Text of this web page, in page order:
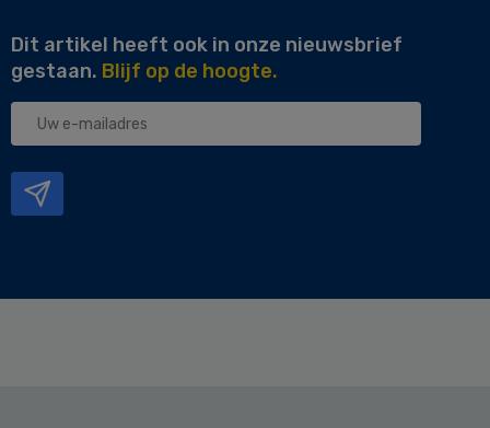
Dit artikel heeft ook in onze nieuwsbrief
gestaan. Blijf op de hoogte.
Uw